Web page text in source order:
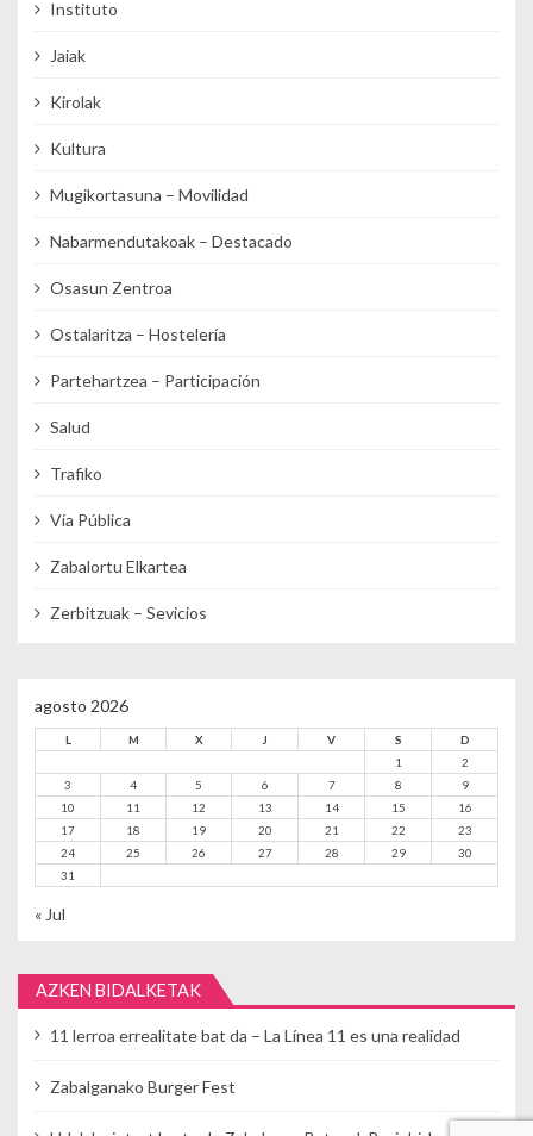
Instituto
Jaiak
Kirolak
Kultura
Mugikortasuna – Movilidad
Nabarmendutakoak – Destacado
Osasun Zentroa
Ostalaritza – Hostelería
Partehartzea – Participación
Salud
Trafiko
Vía Pública
Zabalortu Elkartea
Zerbitzuak – Sevicios
agosto 2026
L M X J V S
D
1
2
3
4 5 6 7 8
9
10
11 12 13 14 15
16
17
18 19 20 21 22
23
24
25 26 27 28 29
30
31
« Jul
AZKEN BIDALKETAK
11 lerroa errealitate bat da – La Línea 11 es una realidad
Zabalganako Burger Fest